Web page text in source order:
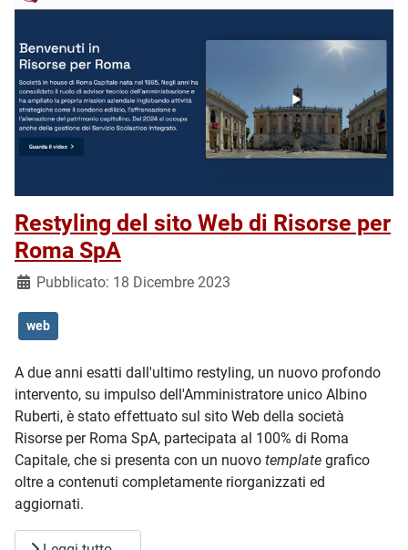
Restyling del sito Web di Risorse per
Roma SpA
Dettagli
Pubblicato: 18 Dicembre 2023
web
A due anni esatti dall'ultimo restyling, un nuovo profondo
intervento, su impulso dell'Amministratore unico Albino
Ruberti, è stato effettuato sul sito Web della società
Risorse per Roma SpA, partecipata al 100% di Roma
Capitale, che si presenta con un nuovo template grafico
oltre a contenuti completamente riorganizzati ed
aggiornati.